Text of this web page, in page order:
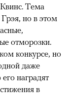
Тема
но в этом
отморозки.
конкурсе, но
даже
наградят
в